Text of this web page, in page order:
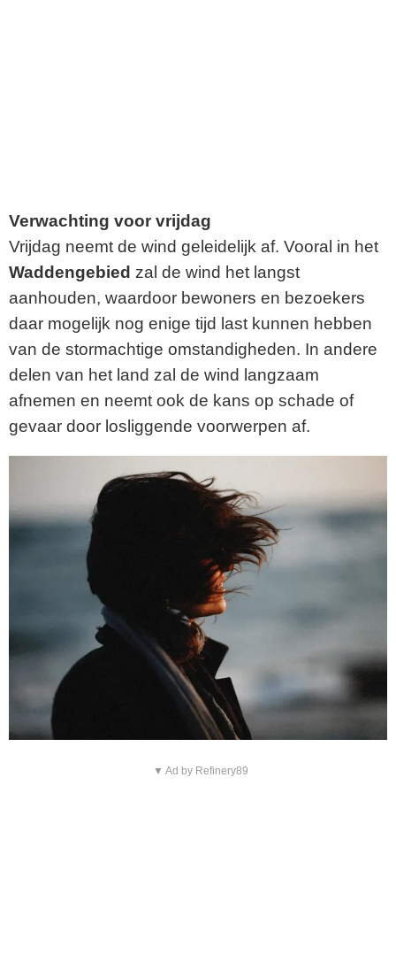
Verwachting voor vrijdag
Vrijdag neemt de wind geleidelijk af. Vooral in het
Waddengebied zal de wind het langst
aanhouden, waardoor bewoners en bezoekers
daar mogelijk nog enige tijd last kunnen hebben
van de stormachtige omstandigheden. In andere
delen van het land zal de wind langzaam
afnemen en neemt ook de kans op schade of
gevaar door losliggende voorwerpen af.
▼ Ad by Refinery89